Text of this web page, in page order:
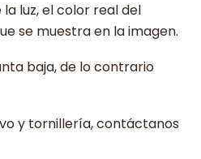
luz, el color real del
se muestra en la imagen.
baja, de lo contrario
y tornillería, contáctanos